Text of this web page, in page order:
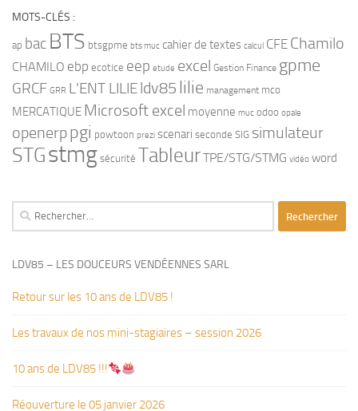
MOTS-CLÉS :
ap bac BTS btsgpme bts muc cahier de textes calcul CFE Chamilo
CHAMILO ebp ecotice eep etude excel Gestion Finance gpme
GRCF GRR L'ENT LILIEldv85 lilie management mco
MERCATIQUE Microsoft excel moyenne muc odoo opale
openerppgi powtoon prezi scenari seconde SIG simulateur
STGstmg sécurité TableurTPE/STG/STMG vidéo word
Rechercher :
LDV85 – LES DOUCEURS VENDÉENNES SARL
Retour sur les 10 ans de LDV85 !
Les travaux de nos mini-stagiaires – session 2026 ‍‍‍‍‍
10 ans de LDV85 !!!
Réouverture le 05 janvier 2026